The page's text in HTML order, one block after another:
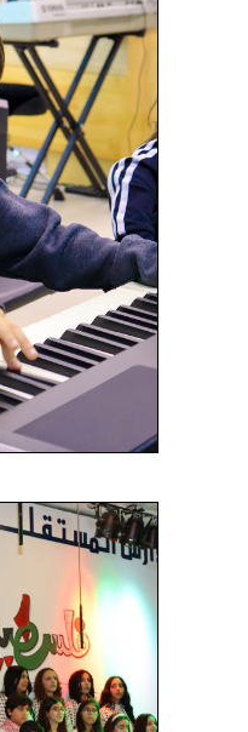
نحن نؤمن
عالمية تعبر
والأحاسيس،
شخصية
يهدف برنامج
إلى غرس حب
الطلاب وتنمية
More
المسرح
يهدف برنامج
إلى تنمية
والتعبيرية،
مهمة. نحن